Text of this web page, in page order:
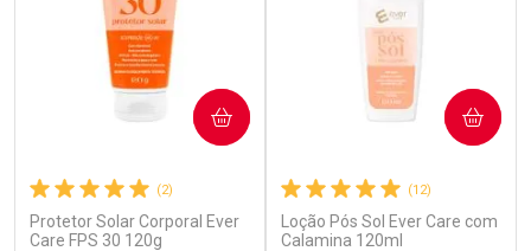
(2)
Protetor Solar Corporal Ever
Care FPS 30 120g
COMPRAR
(12)
Loção Pós Sol Ever Care com
Calamina 120ml
COMPRAR